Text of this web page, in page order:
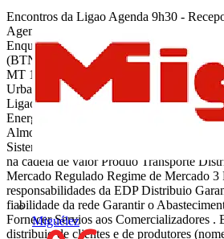
Miguélez
Encontros da Ligao Agenda 9h30 -
Agenda 9h50 Abertura 10h00 EDP
Enquadramento Geral do Manual da
(BTN & BTE) 11h00 - Ligao da
MT 11h25 - Ligao em AT 11h35 Coffee
Urbanizaes; Empreendimentos Mistos;
Ligao de Produtores em Regime Especial
Energia 12h55 Perguntas e respostas
Almoo ~15h00 Final da sesso Maro 2011
Sistema Elctrico Maro de 2011
na cadeia de valor Produo Transporte
Mercado Regulado Regime de Mercado 3
responsabilidades da EDP Distribuio
fiabilidade da rede Garantir o
Fornecer Servios aos Comercializadores .
distribuio de clientes e de produtores